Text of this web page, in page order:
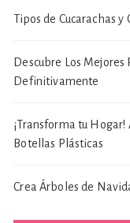
Tipos de Cucarachas
Descubre Los Mejores
Definitivamente
¡Transforma tu
Botellas Plásticas
Crea Árboles de